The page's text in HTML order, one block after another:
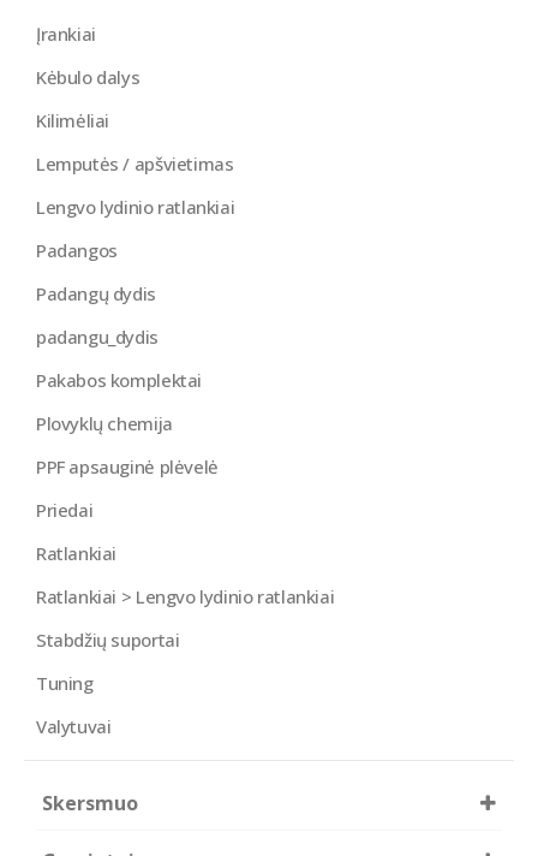
Įrankiai
Kėbulo dalys
Kilimėliai
Lemputės / apšvietimas
Lengvo lydinio ratlankiai
Padangos
Padangų dydis
padangu_dydis
Pakabos komplektai
Plovyklų chemija
PPF apsauginė plėvelė
Priedai
Ratlankiai
Ratlankiai > Lengvo lydinio ratlankiai
Stabdžių suportai
Tuning
Valytuvai
Skersmuo